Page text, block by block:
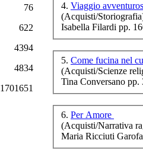
-
76
622
4394
4834
1701651
4.
(Acquisti/
Isabella Filardi pp.
5. Come fucina nel
(Acquisti/Scienze
Tina Conversano pp.
6. Per Amore
(Acquisti/Narrativa
Maria Ricciuti